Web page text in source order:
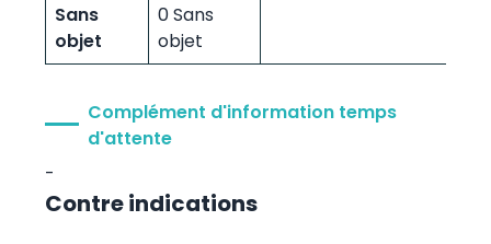
Sans
objet
0 Sans
objet
Complément d'information temps
d'attente
-
Contre indications